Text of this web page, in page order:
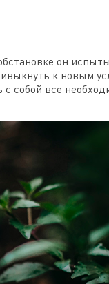
он
к новым
собой все